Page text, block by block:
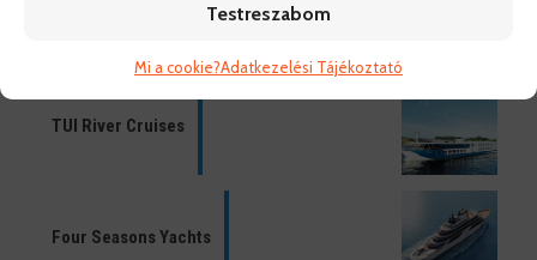
Testreszabom
Mi a cookie?Adatkezelési Tájékoztató
Álláslehetőség komphajón
TUI River Cruises
Four Seasons Yachts